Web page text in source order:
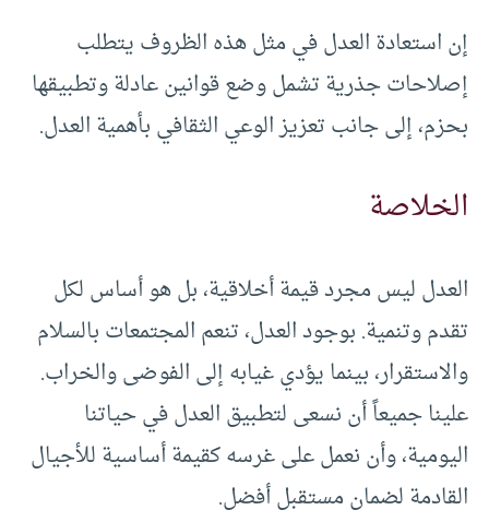
إن استعادة العدل في مثل هذه الظروف يتطلب
إصلاحات جذرية تشمل وضع قوانين عادلة وتطبيقها
بحزم، إلى جانب تعزيز الوعي الثقافي بأهمية العدل.
الخلاصة
العدل ليس مجرد قيمة أخلاقية، بل هو أساس لكل
تقدم وتنمية. بوجود العدل، تنعم المجتمعات بالسلام
والاستقرار، بينما يؤدي غيابه إلى الفوضى والخراب.
علينا جميعاً أن نسعى لتطبيق العدل في حياتنا
اليومية، وأن نعمل على غرسه كقيمة أساسية للأجيال
القادمة لضمان مستقبل أفضل.